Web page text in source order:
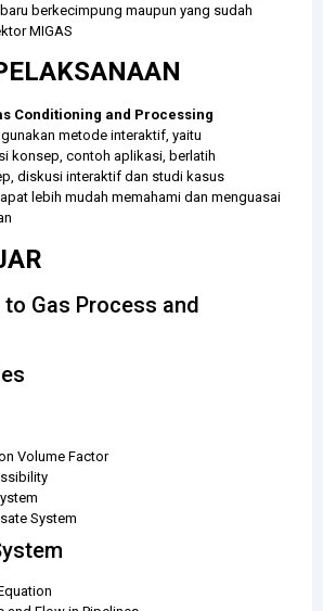
berkecimpung maupun yang sudah
MIGAS
Conditioning and Processing
metode interaktif, yaitu
konsep, contoh aplikasi, berlatih
diskusi interaktif dan studi kasus
lebih mudah memahami dan menguasai
Gas Process and
Volume Factor
System